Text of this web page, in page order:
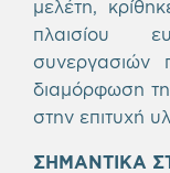
μελέτη,
πλαισίου
διαμόρφωση
στην επιτυχή
ΣΗΜΑΝΤΙΚΑ